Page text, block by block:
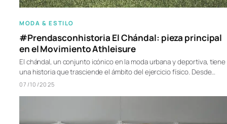
MODA & ESTILO
#Prendasconhistoria El Chándal: pieza principal
en el Movimiento Athleisure
El chándal, un conjunto icónico en la moda urbana y deportiva, tiene
una historia que trasciende el ámbito del ejercicio físico. Desde…
07/10/2025